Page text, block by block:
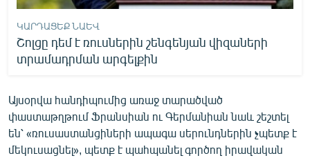
ԿԱՐԴԱՑԵՔ ՆԱԵՎ
Շոլցը դեմ է ռուսներին շենգենյան վիզաների
տրամադրման արգելքին
Այսօրվա հանդիպումից առաջ տարածված
փաստաթղթում Ֆրանսիան ու Գերմանիան նաև շեշտել
են՝ «ռուսաստանցիների ապագա սերունդներին չպետք է
մեկուսացնել», պետք է պահպանել գործող իրավական